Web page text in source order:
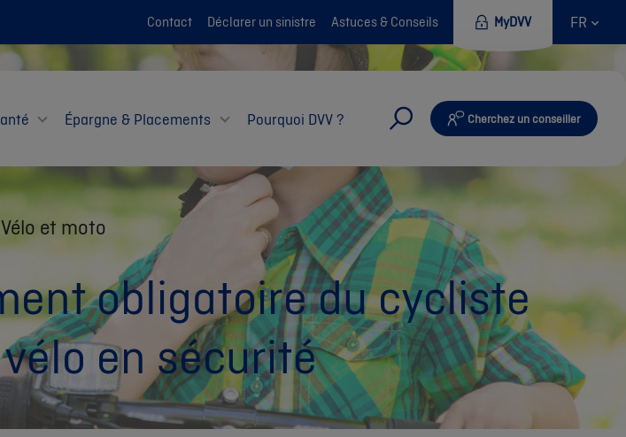
Contact Déclarer un sinistre Astuces & Conseils MyDVV FR
Épargne & Placements Pourquoi DVV ? Cherchez un conseiller
Vélo et moto
obligatoire du cycliste
en sécurité